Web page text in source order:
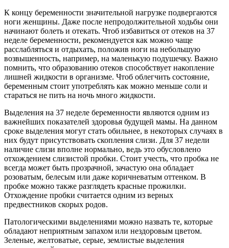
К концу беременности значительной нагрузке подвергаются
ноги женщины. Даже после непродолжительной ходьбы они
начинают болеть и отекать. Чтоб избавиться от отеков на 37
неделе беременности, рекомендуется как можно чаще
расслабляться и отдыхать, положив ноги на небольшую
возвышенность, например, на маленькую подушечку. Важно
помнить, что образованию отеков способствует накопление
лишней жидкости в организме. Чтоб облегчить состояние,
беременным стоит употреблять как можно меньше соли и
стараться не пить на ночь много жидкости.
Выделения на 37 неделе беременности являются одним из
важнейших показателей здоровья будущей мамы. На данном
сроке выделения могут стать обильнее, в некоторых случаях в
них будут присутствовать скопления слизи. Для 37 недели
наличие слизи вполне нормально, ведь это обусловлено
отхождением слизистой пробки. Стоит учесть, что пробка не
всегда может быть прозрачной, зачастую она обладает
розоватым, белесым или даже коричневатым оттенком. В
пробке можно также разглядеть красные прожилки.
Отхождение пробки считается одним из верных
предвестников скорых родов.
Патологическими выделениями можно назвать те, которые
обладают неприятным запахом или нездоровым цветом.
Зеленые, желтоватые, серые, землистые выделения